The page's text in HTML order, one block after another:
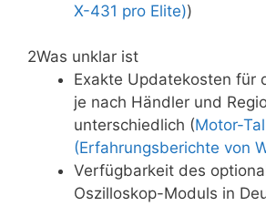
X-431 pro Elite))
2Was unklar ist
Exakte Updatekosten für
je nach Händler und
unterschiedlich (Motor-
(Erfahrungsberichte von
Verfügbarkeit des
Oszilloskop-Moduls in